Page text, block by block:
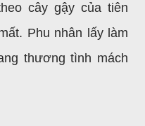
cây gậy của tiên
Phu nhân lấy làm
thương tình mách